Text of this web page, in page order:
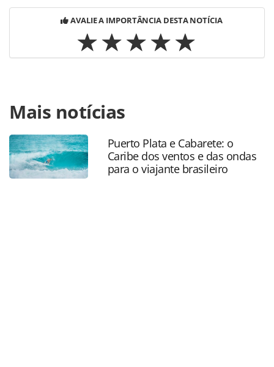
AVALIE A IMPORTÂNCIA DESTA NOTÍCIA
https://www.panrotas.com.br/mercado/pesquisas-e-
estatisticas/2023/10/america-latina-tera-o-dobro-de-
viajantes-nas-proximas-decadas_200667.html ou as
ferramentas oferecidas na página. Todo o conteúdo
produzido pela PANROTAS Editora é protegido pela
legislação brasileira sobre direito autoral. Não reproduza o
Mais notícias
Puerto Plata e Cabarete: o
Caribe dos ventos e das ondas
para o viajante brasileiro